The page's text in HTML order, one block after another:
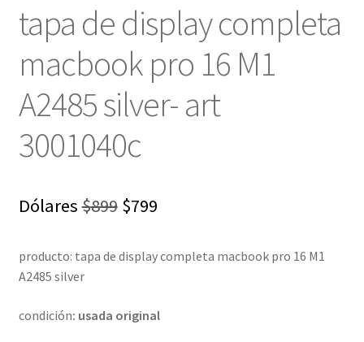
tapa de display completa
macbook pro 16 M1
A2485 silver- art
3001040c
Dólares$899 El
original
$899.
$799El
actual
$799.
producto: tapa de display completa macbook pro 16 M1
A2485 silver
condición: usada original